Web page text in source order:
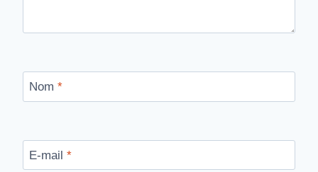
Nom *
E-mail *